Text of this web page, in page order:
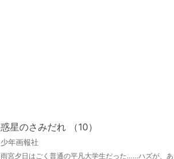
惑星のさみだれ （10）
少年画報社
雨宮夕日はごく普通の平凡大学生だった……ハズが、